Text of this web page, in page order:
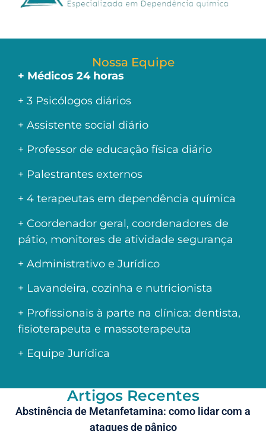
Nossa Equipe
+ Médicos 24 horas
+ 3 Psicólogos diários
+ Assistente social diário
+ Professor de educação física diário
+ Palestrantes externos
+ 4 terapeutas em dependência química
+ Coordenador geral, coordenadores de
pátio, monitores de atividade segurança
+ Administrativo e Jurídico
+ Lavandeira, cozinha e nutricionista
+ Profissionais à parte na clínica: dentista,
fisioterapeuta e massoterapeuta
+ Equipe Jurídica
Artigos Recentes
Abstinência de Metanfetamina: como lidar com a
ataques de pânico